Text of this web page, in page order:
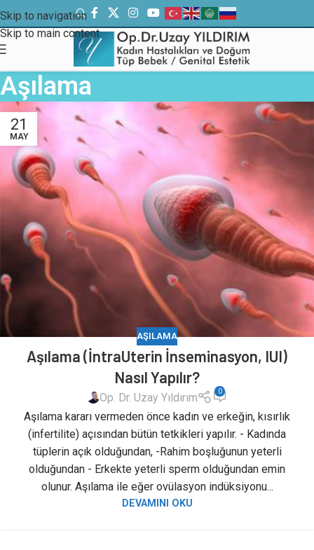
Skip to navigation
Skip to main content
Aşılama
21
MAY
AŞILAMA
Aşılama (İntraUterin İnseminasyon, IUI)
Nasıl Yapılır?
Op. Dr. Uzay Yıldırım 0
Aşılama kararı vermeden önce kadın ve erkeğin, kısırlık
(infertilite) açısından bütün tetkikleri yapılır. - Kadında
tüplerin açık olduğundan, -Rahim boşluğunun yeterli
olduğundan - Erkekte yeterli sperm olduğundan emin
olunur. Aşılama ile eğer ovülasyon indüksiyonu...
DEVAMINI OKU